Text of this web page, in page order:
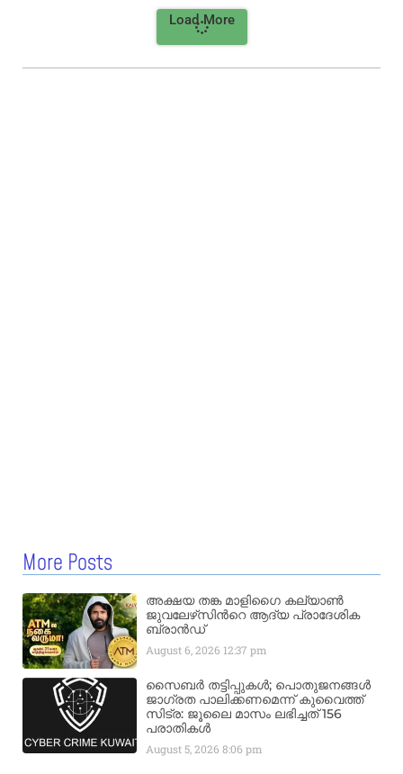
Load More
More Posts
അക്ഷയ തങ്ക മാളിഗൈ കല്യാണ്‍
ജുവലേഴ്‌സിന്‍റെ ആദ്യ പ്രാദേശിക
ബ്രാന്‍ഡ്
August 6, 2026 12:37 pm
സൈബർ തട്ടിപ്പുകൾ; പൊതുജനങ്ങൾ
ജാഗ്രത പാലിക്കണമെന്ന് കുവൈത്ത്
സിട്ര: ജൂലൈ മാസം ലഭിച്ചത് 156
പരാതികൾ
August 5, 20268:06 pm